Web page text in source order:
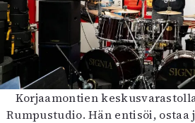
Korjaamontien
Rumpustudio. Hän entisöi, ostaa